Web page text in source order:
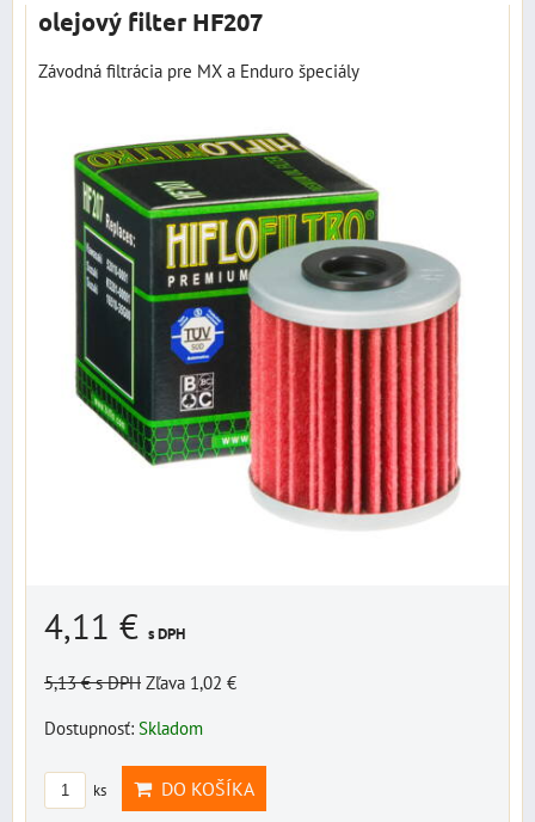
olejový filter HF207
Závodná filtrácia pre MX a Enduro špeciály
4,11 € s DPH
5,13 €s DPH Zľava 1,02 €
Dostupnosť: Skladom
ks DO KOŠÍKA